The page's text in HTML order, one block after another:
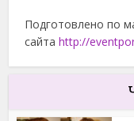
Подготовлено по
сайтаhttp://